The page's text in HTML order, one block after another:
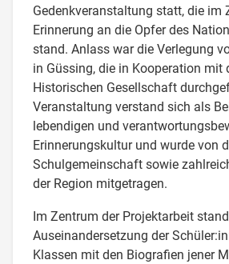
Gedenkveranstaltung statt, die im
Erinnerung an die Opfer des
stand. Anlass war die Verlegung
in Güssing, die in Kooperation mit
Historischen Gesellschaft
Veranstaltung verstand sich als
lebendigen und
Erinnerungskultur und wurde von
Schulgemeinschaft sowie
der Region mitgetragen.
Im Zentrum der Projektarbeit
Auseinandersetzung der
Klassen mit den Biografien jener